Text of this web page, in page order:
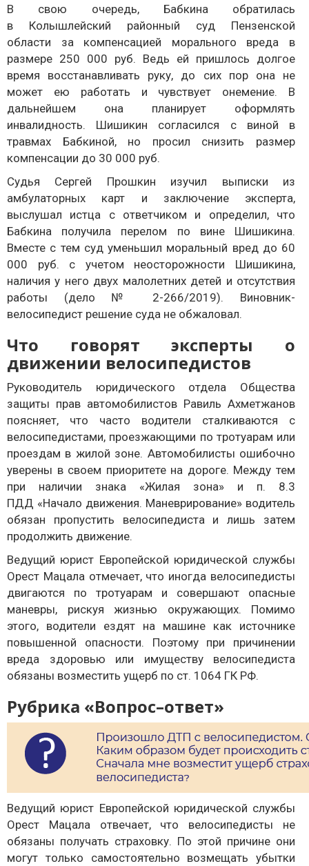
В свою очередь, Бабкина обратилась
в Колышлейский районный суд Пензенской
области за компенсацией морального вреда в
размере 250 000 руб. Ведь ей пришлось долгое
время восстанавливать руку, до сих пор она не
может ею работать и чувствует онемение. В
дальнейшем она планирует оформлять
инвалидность. Шишикин согласился с виной в
травмах Бабкиной, но просил снизить размер
компенсации до 30 000 руб.
Судья Сергей Прошкин изучил выписки из
амбулаторных карт и заключение эксперта,
выслушал истца с ответчиком и определил, что
Бабкина получила перелом по вине Шишикина.
Вместе с тем суд уменьшил моральный вред до 60
000 руб. с учетом неосторожности Шишикина,
наличия у него двух малолетних детей и отсутствия
работы (дело № 2-266/2019). Виновник-
велосипедист решение суда не обжаловал.
Что говорят эксперты о
движении велосипедистов
Руководитель юридического отдела Общества
защиты прав автомобилистов Равиль Ахметжанов
поясняет, что часто водители сталкиваются с
велосипедистами, проезжающими по тротуарам или
проездам в жилой зоне. Автомобилисты ошибочно
уверены в своем приоритете на дороге. Между тем
при наличии знака «Жилая зона» и п. 8.3
ПДД «Начало движения. Маневрирование» водитель
обязан пропустить велосипедиста и лишь затем
продолжить движение.
Ведущий юрист Европейской юридической службы
Орест Мацала отмечает, что иногда велосипедисты
двигаются по тротуарам и совершают опасные
маневры, рискуя жизнью окружающих. Помимо
этого, водители ездят на машине как источнике
повышенной опасности. Поэтому при причинении
вреда здоровью или имуществу велосипедиста
обязаны возместить ущерб по ст. 1064 ГК РФ.
Рубрика «Вопрос–ответ»
Ведущий юрист Европейской юридической службы
Орест Мацала отвечает, что велосипедисты не
обязаны получать страховку. По этой причине они
могут только самостоятельно возмещать убытки